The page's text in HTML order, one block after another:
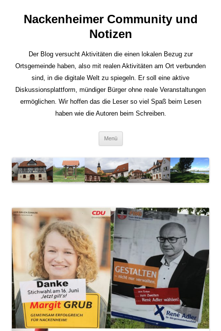
Nackenheimer Community und
Notizen
Der Blog versucht Aktivitäten die einen lokalen Bezug zur
Ortsgemeinde haben, also mit realen Aktivitäten am Ort verbunden
sind, in die digitale Welt zu spiegeln. Er soll eine aktive
Diskussionsplattform, mündiger Bürger ohne reale Veranstaltungen
ermöglichen. Wir hoffen das die Leser so viel Spaß beim Lesen
haben wie die Autoren beim Schreiben.
Menü